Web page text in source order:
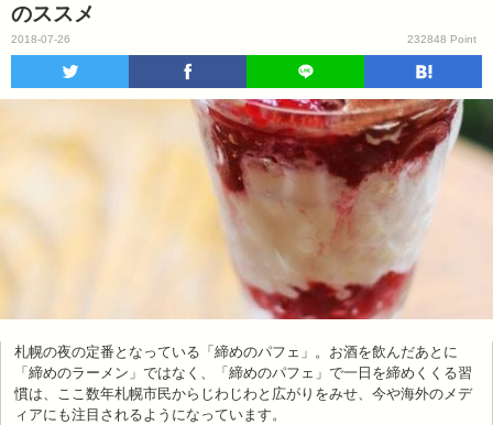
のススメ
2018-07-26 232848 Point
札幌の夜の定番となっている「締めのパフェ」。お酒を飲んだあとに
「締めのラーメン」ではなく、「締めのパフェ」で一日を締めくくる習
慣は、ここ数年札幌市民からじわじわと広がりをみせ、今や海外のメデ
ィアにも注目されるようになっています。